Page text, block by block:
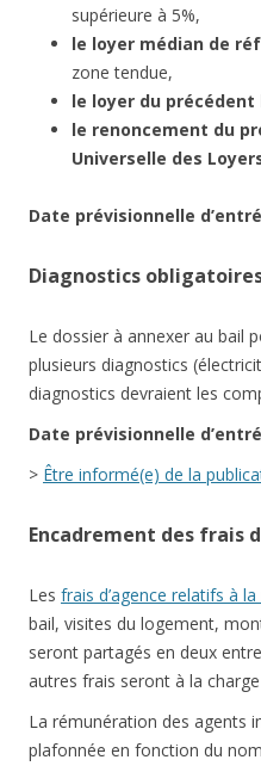
supérieure à 5%,
le loyer médian de
zone tendue,
le loyer du
le renoncement du
Universelle des
Date prévisionnelle
Diagnostics
Le dossier à annexer au bail
plusieurs diagnostics
diagnostics devraient les
Date prévisionnelle
> Être informé(e) de la
Encadrement des frais
Les frais d’agence relatifs à
bail, visites du logement,
seront partagés en deux
autres frais seront à la
La rémunération des agents
plafonnée en fonction du